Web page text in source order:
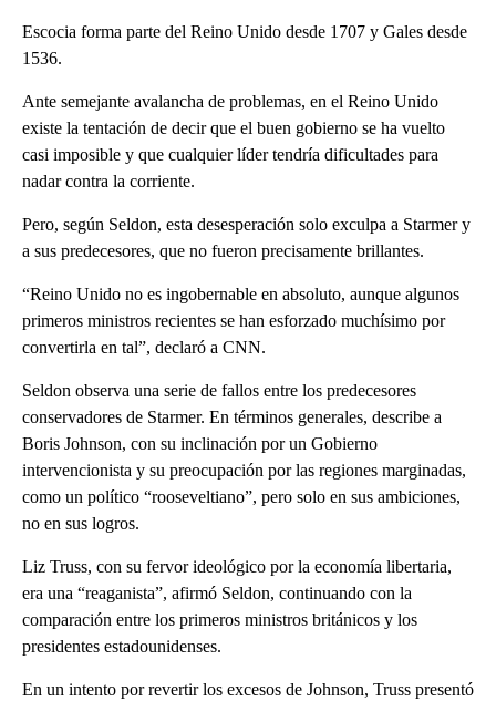
Escocia forma parte del Reino Unido desde 1707 y Gales desde
1536.
Ante semejante avalancha de problemas, en el Reino Unido
existe la tentación de decir que el buen gobierno se ha vuelto
casi imposible y que cualquier líder tendría dificultades para
nadar contra la corriente.
Pero, según Seldon, esta desesperación solo exculpa a Starmer y
a sus predecesores, que no fueron precisamente brillantes.
“Reino Unido no es ingobernable en absoluto, aunque algunos
primeros ministros recientes se han esforzado muchísimo por
convertirla en tal”, declaró a CNN.
Seldon observa una serie de fallos entre los predecesores
conservadores de Starmer. En términos generales, describe a
Boris Johnson, con su inclinación por un Gobierno
intervencionista y su preocupación por las regiones marginadas,
como un político “rooseveltiano”, pero solo en sus ambiciones,
no en sus logros.
Liz Truss, con su fervor ideológico por la economía libertaria,
era una “reaganista”, afirmó Seldon, continuando con la
comparación entre los primeros ministros británicos y los
presidentes estadounidenses.
En un intento por revertir los excesos de Johnson, Truss presentó